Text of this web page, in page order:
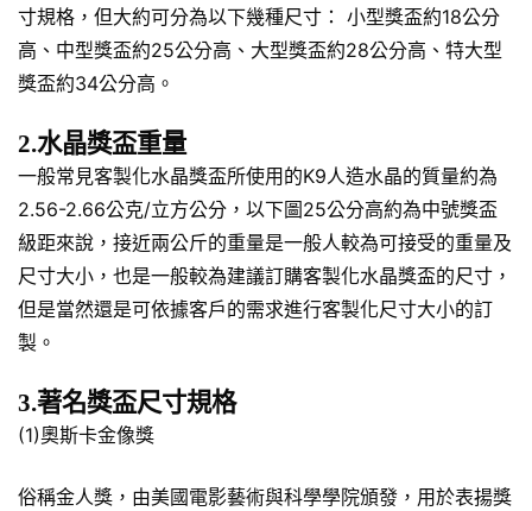
寸規格，但大約可分為以下幾種尺寸： 小型獎盃約18公分
高、中型獎盃約25公分高、大型獎盃約28公分高、特大型
獎盃約34公分高。
2.水晶獎盃重量
一般常見客製化水晶獎盃所使用的K9人造水晶的質量約為
2.56-2.66公克/立方公分，以下圖25公分高約為中號獎盃
級距來說，接近兩公斤的重量是一般人較為可接受的重量及
尺寸大小，也是一般較為建議訂購客製化水晶獎盃的尺寸，
但是當然還是可依據客戶的需求進行客製化尺寸大小的訂
製。
3.著名獎盃尺寸規格
(1)奧斯卡金像獎
俗稱金人獎，由美國電影藝術與科學學院頒發，用於表揚獎